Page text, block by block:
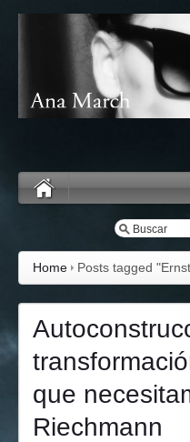
Home Posts tagged
que
Riechmann